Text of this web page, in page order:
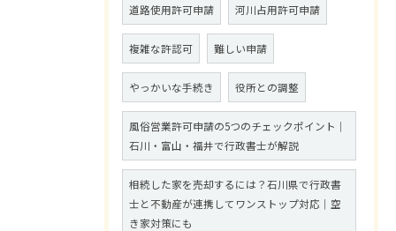
道路使用許可申請 河川占用許可申請
複雑な許認可 難しい申請
やっかいな手続き 役所との調整
風俗営業許可申請の5つのチェックポイント｜
石川・富山・福井で行政書士が解説
相続した家を売却するには？石川県で行政書
士と不動産が連携してワンストップ対応｜空
き家対策にも